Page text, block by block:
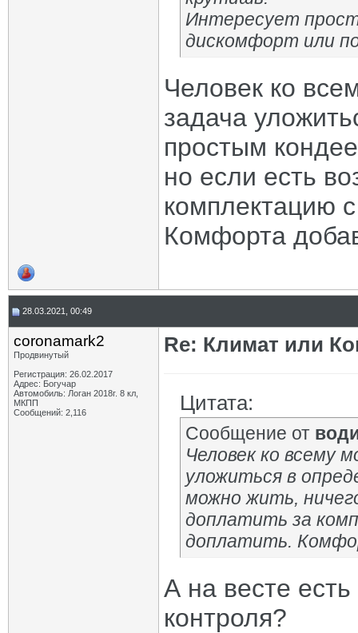
Интересует
дискомфорт или
Человек ко
задача
простым
но если есть
комплектацию
Комфорта
28.03.2021, 00:49
coronamark2
Продвинутый
Регистрация: 26.02.2017
Адрес: Богучар
Автомобиль: Логан 2018г. 8 кл,
МКПП
Сообщений: 2,116
Re: Климат или
Цитата:
Сообщение от
Человек ко всему
уложиться в
можно жить,
доплатить за
доплатить.
А на весте
контроля?